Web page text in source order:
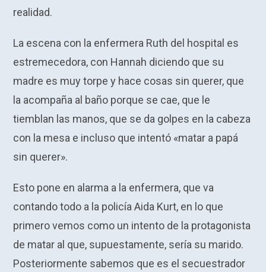
realidad.
La escena con la enfermera Ruth del hospital es
estremecedora, con Hannah diciendo que su
madre es muy torpe y hace cosas sin querer, que
la acompaña al baño porque se cae, que le
tiemblan las manos, que se da golpes en la cabeza
con la mesa e incluso que intentó «matar a papá
sin querer».
Esto pone en alarma a la enfermera, que va
contando todo a la policía Aida Kurt, en lo que
primero vemos como un intento de la protagonista
de matar al que, supuestamente, sería su marido.
Posteriormente sabemos que es el secuestrador